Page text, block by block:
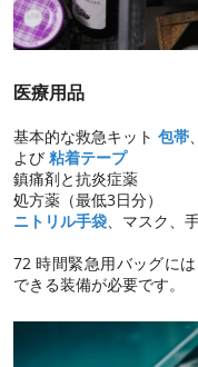
医療用品
基本的な救急キット 包帯
よび 粘着テープ
鎮痛剤と抗炎症薬
処方薬（最低3日分）
ニトリル手袋、マスク、
72 時間緊急用バッグに
できる装備が必要です。